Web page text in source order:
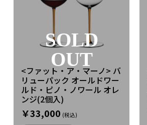
<ファット・ア・マーノ> バ
リューパック オールドワー
ルド・ピノ・ノワール オレ
ンジ(2個入)
￥33,000
SOLD
OUT